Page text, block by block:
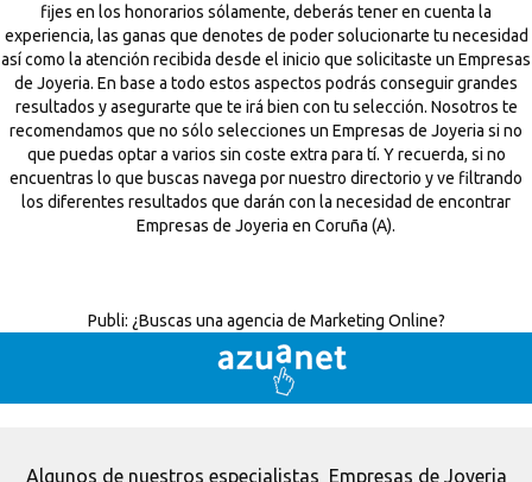
fijes en los honorarios sólamente, deberás tener en cuenta la
experiencia, las ganas que denotes de poder solucionarte tu necesidad
así como la atención recibida desde el inicio que solicitaste un Empresas
de Joyeria. En base a todo estos aspectos podrás conseguir grandes
resultados y asegurarte que te irá bien con tu selección. Nosotros te
recomendamos que no sólo selecciones un Empresas de Joyeria si no
que puedas optar a varios sin coste extra para tí. Y recuerda, si no
encuentras lo que buscas navega por nuestro directorio y ve filtrando
los diferentes resultados que darán con la necesidad de encontrar
Empresas de Joyeria en Coruña (A).
Publi: ¿Buscas una agencia de Marketing Online?
Algunos de nuestros especialistas Empresas de Joyeria